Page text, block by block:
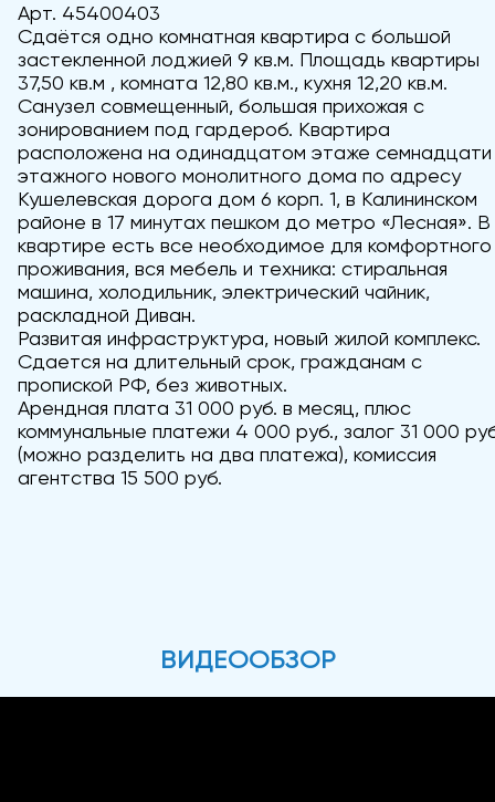
Арт. 45400403
Сдаётся одно комнатная квартира с большой
застекленной лоджией 9 кв.м. Площадь квартиры
37,50 кв.м , комната 12,80 кв.м., кухня 12,20 кв.м.
Санузел совмещенный, большая прихожая с
зонированием под гардероб. Квартира
расположена на одинадцатом этаже семнадцати
этажного нового монолитного дома по адресу
Кушелевская дорога дом 6 корп. 1, в Калининском
районе в 17 минутах пешком до метро «Лесная». В
квартире есть все необходимое для комфортного
проживания, вся мебель и техника: стиральная
машина, холодильник, электрический чайник,
раскладной Диван.
Развитая инфраструктура, новый жилой комплекс.
Сдается на длительный срок, гражданам с
пропиской РФ, без животных.
Арендная плата 31 000 руб. в месяц, плюс
коммунальные платежи 4 000 руб., залог 31 000
(можно разделить на два платежа), комиссия
агентства 15 500 руб.
ВИДЕООБЗОР